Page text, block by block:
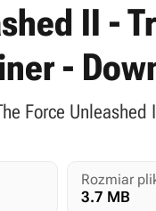
II -
-
Force
Rozmiar
3.7 MB